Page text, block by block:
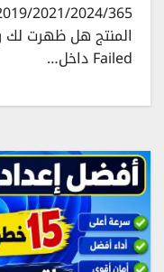
Failed داخل…